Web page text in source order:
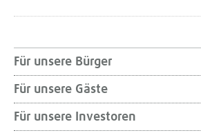
Für unsere Bürger
Für unsere Gäste
Für unsere Investoren